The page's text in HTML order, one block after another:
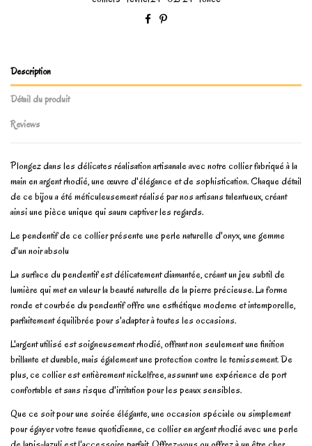
Description
Détail du produit
Reviews
Plongez dans les délicates réalisation artisanale avec notre collier fabriqué à la
main en argent rhodié, une œuvre d'élégance et de sophistication. Chaque détail
de ce bijou a été méticuleusement réalisé par nos artisans talentueux, créant
ainsi une pièce unique qui saura captiver les regards.
Le pendentif de ce collier présente une perle naturelle d'onyx, une gemme
d'un noir absolu
La surface du pendentif est délicatement diamantée, créant un jeu subtil de
lumière qui met en valeur la beauté naturelle de la pierre précieuse. La forme
ronde et courbée du pendentif offre une esthétique moderne et intemporelle,
parfaitement équilibrée pour s'adapter à toutes les occasions.
L'argent utilisé est soigneusement rhodié, offrant non seulement une finition
brillante et durable, mais également une protection contre le ternissement. De
plus, ce collier est entièrement nickelfree, assurant une expérience de port
confortable et sans risque d'irritation pour les peaux sensibles.
Que ce soit pour une soirée élégante, une occasion spéciale ou simplement
pour égayer votre tenue quotidienne, ce collier en argent rhodié avec une perle